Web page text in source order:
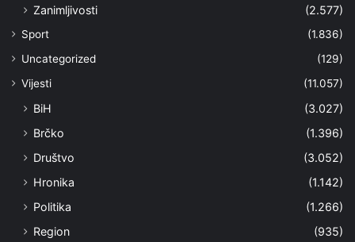
Zanimljivosti
(2.577)
Sport
(1.836)
Uncategorized
(129)
Vijesti
(11.057)
BiH
(3.027)
Brčko
(1.396)
Društvo
(3.052)
Hronika
(1.142)
Politika
(1.266)
Region
(935)